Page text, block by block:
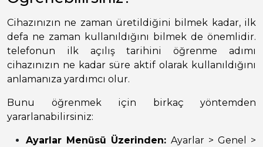
Cihazınızın ne zaman üretildiğini bilmek kadar, ilk
defa ne zaman kullanıldığını bilmek de önemlidir.
telefonun ilk açılış tarihini öğrenme adımı
cihazınızın ne kadar süre aktif olarak kullanıldığını
anlamanıza yardımcı olur.
Bunu öğrenmek için birkaç yöntemden
yararlanabilirsiniz:
Ayarlar Menüsü Üzerinden: Ayarlar > Genel >